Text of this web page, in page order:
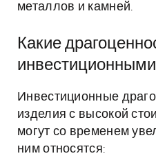
металлов и камней.
Какие
Инвестиционные
изделия с высокой
могут со временем
ним относятся: